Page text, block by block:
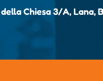
Chiesa 3/A, Lana,